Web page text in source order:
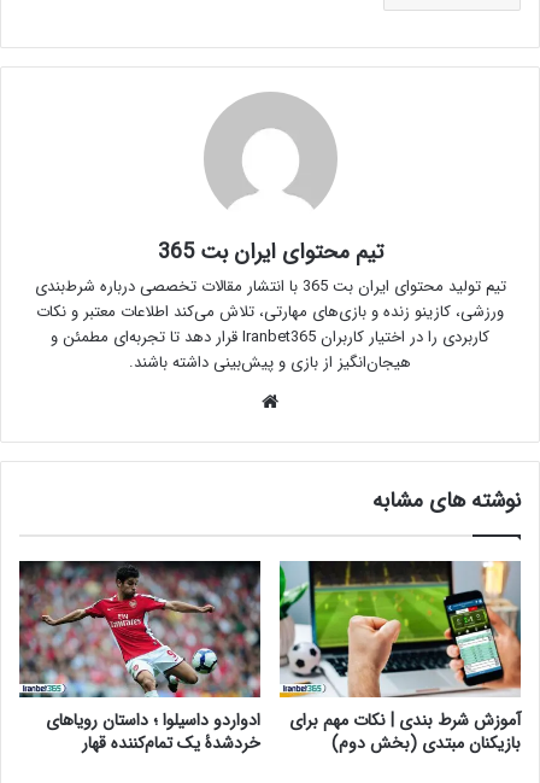
تیم محتوای ایران بت 365
تیم تولید محتوای ایران بت 365 با انتشار مقالات تخصصی درباره شرط‌بندی
ورزشی، کازینو زنده و بازی‌های مهارتی، تلاش می‌کند اطلاعات معتبر و نکات
کاربردی را در اختیار کاربران Iranbet365 قرار دهد تا تجربه‌ای مطمئن و
هیجان‌انگیز از بازی و پیش‌بینی داشته باشند.
نوشته های مشابه
آموزش شرط بندی | نکات مهم برای
بازیکنان مبتدی (بخش دوم)
ادواردو داسیلوا ؛ داستان رویاهای
خردشدۀ یک تمام‌کننده قهار